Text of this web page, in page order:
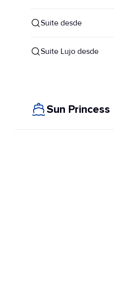
Suite desde
Suite Lujo desde
Sun Princess